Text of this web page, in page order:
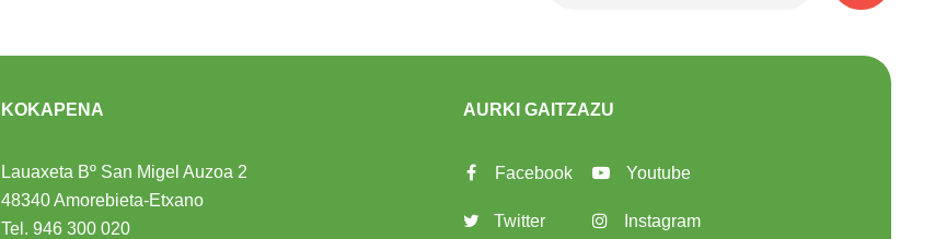
KOKAPENA
Lauaxeta Bº San Migel Auzoa 2
48340 Amorebieta-Etxano
Tel.946 300 020
AURKI GAITZAZU
Facebook
Twitter
Youtube
Instagram